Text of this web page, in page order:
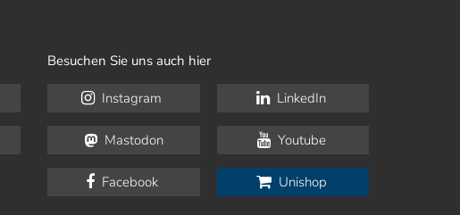
Besuchen Sie uns auch hier
Instagram LinkedIn
Mastodon Youtube
Facebook Unishop